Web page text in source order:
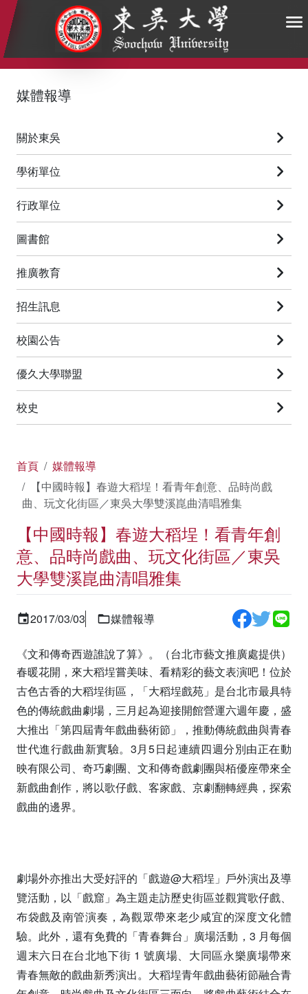
:::
媒體報導
關於東吳
學術單位
行政單位
圖書館
推廣教育
招生訊息
校園公告
優久大學聯盟
校史
首頁
媒體報導
【中國時報】春遊大稻埕！看青年創意、品時尚戲
曲、玩文化街區／東吳大學雙溪崑曲清唱雅集
【中國時報】春遊大稻埕！看青年創
意、品時尚戲曲、玩文化街區／東吳
大學雙溪崑曲清唱雅集
2017/03/03 媒體報導
《文和傳奇西遊誰說了算》。（台北市藝文推廣處提供）
春暖花開，來大稻埕嘗美味、看精彩的藝文表演吧！位於
古色古香的大稻埕街區，「大稻埕戲苑」是台北市最具特
色的傳統戲曲劇場，三月起為迎接開館營運六週年慶，盛
大推出「第四屆青年戲曲藝術節」，推動傳統戲曲與青春
世代進行戲曲新實驗。3月5日起連續四週分別由正在動
映有限公司、奇巧劇團、文和傳奇戲劇團與栢優座帶來全
新戲曲創作，將以歌仔戲、客家戲、京劇翻轉經典，探索
戲曲的邊界。
劇場外亦推出大受好評的「戲遊@大稻埕」戶外演出及導
覽活動，以「戲窟」為主題走訪歷史街區並觀賞歌仔戲、
布袋戲及南管演奏，為觀眾帶來老少咸宜的深度文化體
驗。此外，還有免費的「青春舞台」廣場活動，3 月每個
週末六日在台北地下街 1 號廣場、大同區永樂廣場帶來
青春無敵的戲曲新秀演出。大稻埕青年戲曲藝術節融合青